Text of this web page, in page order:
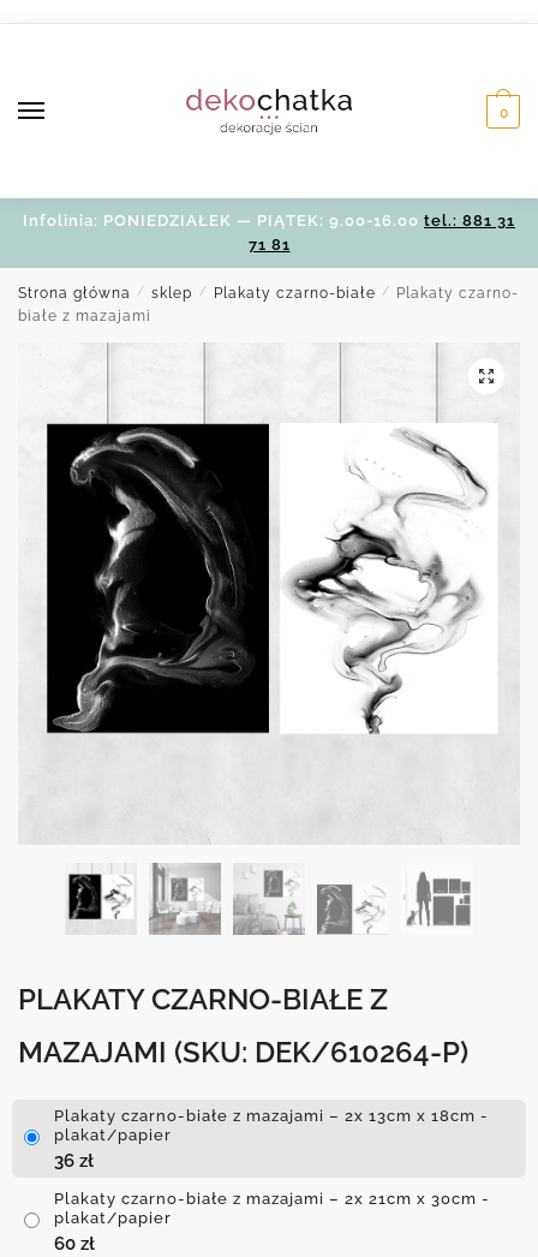
0
Infolinia: PONIEDZIAŁEK — PIĄTEK: 9.00-16.00 tel.: 881 31
71 81
Strona główna / sklep / Plakaty czarno-białe /
Plakaty czarno-
białe z mazajami
PLAKATY CZARNO-BIAŁE Z
MAZAJAMI (SKU: DEK/610264-P)
Plakaty czarno-białe z mazajami – 2x 13cm x 18cm -
plakat/papier
36 zł
Plakaty czarno-białe z mazajami – 2x 21cm x 30cm -
plakat/papier
60 zł